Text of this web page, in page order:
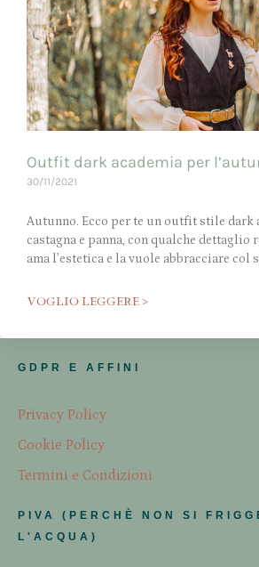
Outfit dark academia per
30/11/2021
Autunno. Ecco per te un outfit stile dark
castagna e panna, con qualche dettaglio
ama l’estetica e la vuole abbracciare col
VOGLIO LEGGERE >
GDPR E AFFINI
Privacy Policy
Cookie Policy
Termini e Condizioni
PIVA (PERCHÈ NON SI
L'ACQUA)